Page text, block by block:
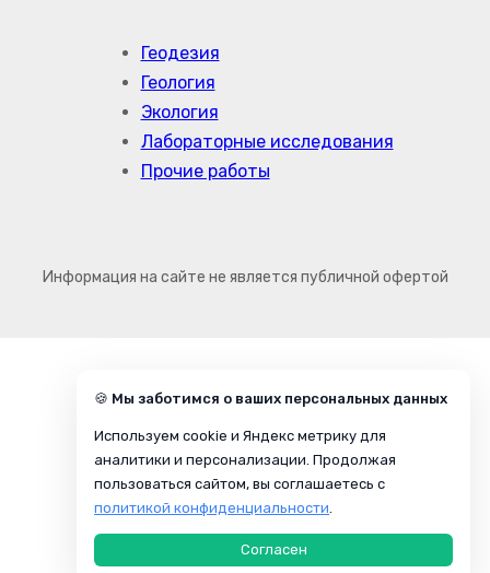
Геодезия
Геология
Экология
Лабораторные исследования
Прочие работы
Информация на сайте не является публичной офертой
🍪 Мы заботимся о ваших персональных данных
Используем cookie и Яндекс метрику для
аналитики и персонализации. Продолжая
пользоваться сайтом, вы соглашаетесь с
политикой конфиденциальности.
Согласен